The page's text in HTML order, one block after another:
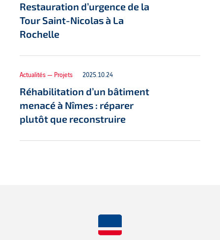
Restauration d’urgence de la
Tour Saint-Nicolas à La
Rochelle
Actualités — Projets 2025.10.24
Réhabilitation d’un bâtiment
menacé à Nîmes : réparer
plutôt que reconstruire